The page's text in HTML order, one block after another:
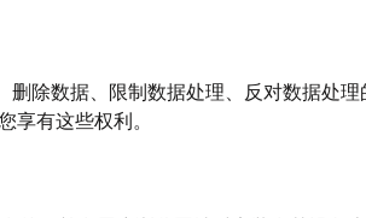
除数据、限制数据处理、反对数据处
享有这些权利。